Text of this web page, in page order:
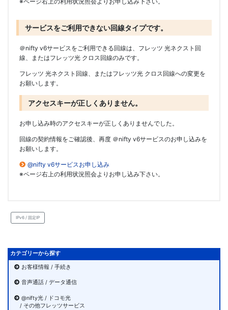
サービスをご利用できない回線タイプです。
＠nifty v6サービスをご利用できる回線は、フレッツ 光ネクスト回
線、またはフレッツ光 クロス回線のみです。
フレッツ 光ネクスト回線、またはフレッツ光 クロス回線への変更を
お願いします。
アクセスキーが正しくありません。
お申し込み時のアクセスキーが正しくありませんでした。
回線の契約情報をご確認後、再度 ＠nifty v6サービスのお申し込みを
お願いします。
@nifty v6サービスお申し込み
※ページ右上の利用状況照会よりお申し込み下さい。
IPv6 / 固定IP
カテゴリーから探す
お客様情報 / 手続き
音声通話 / データ通信
@nifty光 / ドコモ光
/ その他フレッツサービス